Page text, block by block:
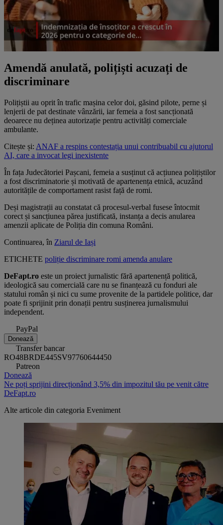
Amendă anulată, polițiști acuzați de
discriminare
Polițiștii au oprit în trafic mașina celor doi, găsind pilote, perne și
lenjerii de pat destinate vânzării, iar femeia a fost sancționată
deoarece nu deținea autorizație pentru activități comerciale
ambulante.
Citește și: ANAF a respins contestația unui contribuabil cu ajutorul
AI, care a invocat legi inexistente
În fața Judecătoriei Pașcani, femeia a susținut că acțiunea polițiștilor
a fost discriminatorie și motivată de apartenența etnică, acuzând
autoritățile de comportament rasist față de romi.
Deși magistrații au constatat că procesul-verbal fusese întocmit
corect și sancțiunea părea justificată, instanța a decis anularea
amenzii aplicate de Poliția din comuna Români.
Continuarea, în Ziarul de Iași
ETICHETE poliție discriminare romi amenda anulare
DeFapt.ro este un proiect jurnalistic fără apartenență politică,
ideologică sau comercială care nu se finanțează cu fonduri ale
statului român și nici cu sume provenite de la partidele politice, dar
poate fi sprijinit prin donații pentru susținerea jurnalismului
independent.
PayPal
Donează
Transfer bancar
RO48BRDE445SV97760644450
Patreon
Donează
Ne poți sprijini direcționând 3,5% din impozitul tău pe venit către
DeFapt.ro
Alte articole din categoria Eveniment